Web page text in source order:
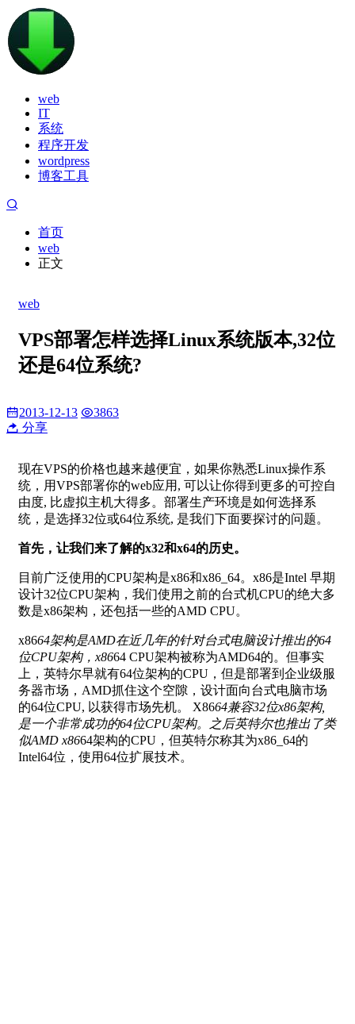
web
IT
系统
程序开发
wordpress
博客工具
首页
web
正文
web
VPS部署怎样选择Linux系统版本,32位
还是64位系统?
2013-12-13
3863
分享
现在VPS的价格也越来越便宜，如果你熟悉Linux操作系
统，用VPS部署你的web应用, 可以让你得到更多的可控自
由度, 比虚拟主机大得多。部署生产环境是如何选择系
统，是选择32位或64位系统, 是我们下面要探讨的问题。
首先，让我们来了解的x32和x64的历史。
目前广泛使用的CPU架构是x86和x86_64。x86是Intel 早期
设计32位CPU架构，我们使用之前的台式机CPU的绝大多
数是x86架构，还包括一些的AMD CPU。
x8664架构是AMD在近几年的针对台式电脑设计推出的64
位CPU架构，x8664 CPU架构被称为AMD64的。但事实
上，英特尔早就有64位架构的CPU，但是部署到企业级服
务器市场，AMD抓住这个空隙，设计面向台式电脑市场
的64位CPU, 以获得市场先机。 X8664兼容32位x86架构,
是一个非常成功的64位CPU架构。之后英特尔也推出了类
似AMD x8664架构的CPU，但英特尔称其为x86_64的
Intel64位，使用64位扩展技术。